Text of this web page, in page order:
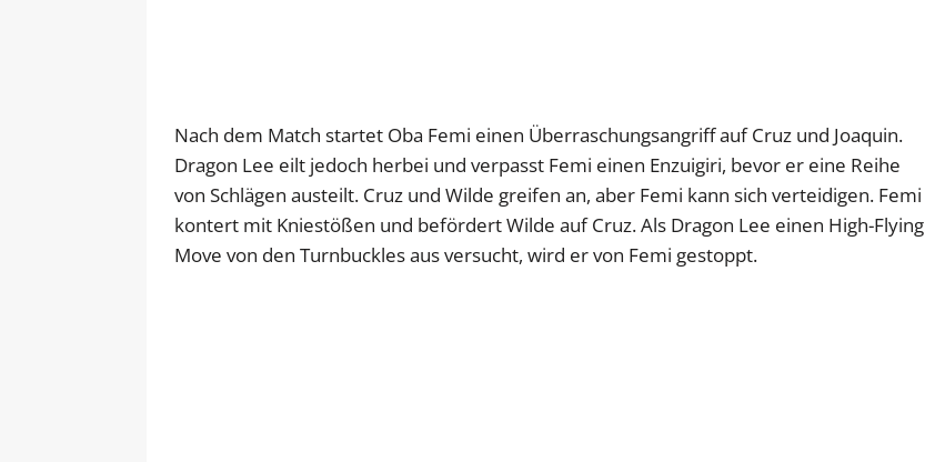
Nach dem Match startet Oba Femi einen Überraschungsangriff auf Cruz und Joaquin.
Dragon Lee eilt jedoch herbei und verpasst Femi einen Enzuigiri, bevor er eine Reihe
von Schlägen austeilt. Cruz und Wilde greifen an, aber Femi kann sich verteidigen. Femi
kontert mit Kniestößen und befördert Wilde auf Cruz. Als Dragon Lee einen High-Flying
Move von den Turnbuckles aus versucht, wird er von Femi gestoppt.